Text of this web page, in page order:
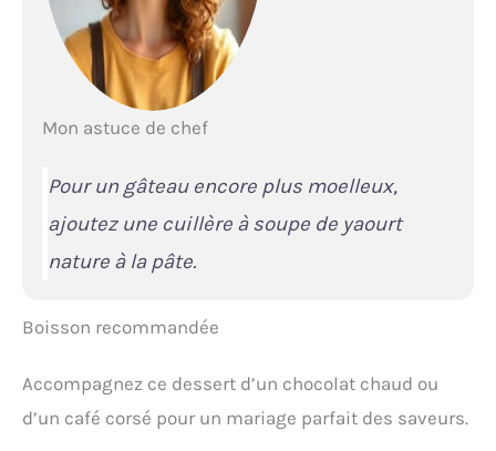
Mon astuce de chef
Pour un gâteau encore plus moelleux,
ajoutez une cuillère à soupe de yaourt
nature à la pâte.
Boisson recommandée
Accompagnez ce dessert d’un chocolat chaud ou
d’un café corsé pour un mariage parfait des saveurs.